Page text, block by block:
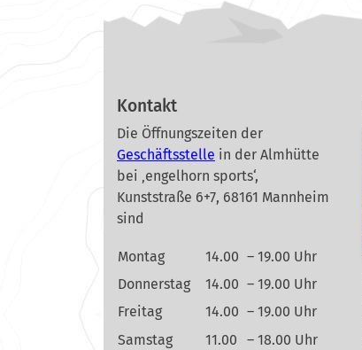
Kontakt
Die Öffnungszeiten der
Geschäftsstelle in der Almhütte
bei ‚engelhorn sports‘,
Kunststraße 6+7, 68161 Mannheim
sind
Montag 14.00 – 19.00 Uhr
Donnerstag
14.00 – 19.00 Uhr
Freitag
14.00 – 19.00 Uhr
Samstag
11.00 – 18.00 Uhr